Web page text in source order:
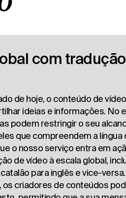
com
de hoje, o conteúdo de
ideias e informações. No
podem restringir o seu
que compreendem a língua
o nosso serviço entra em
de vídeo à escala global,
para inglês e vice-
os criadores de conteúdos